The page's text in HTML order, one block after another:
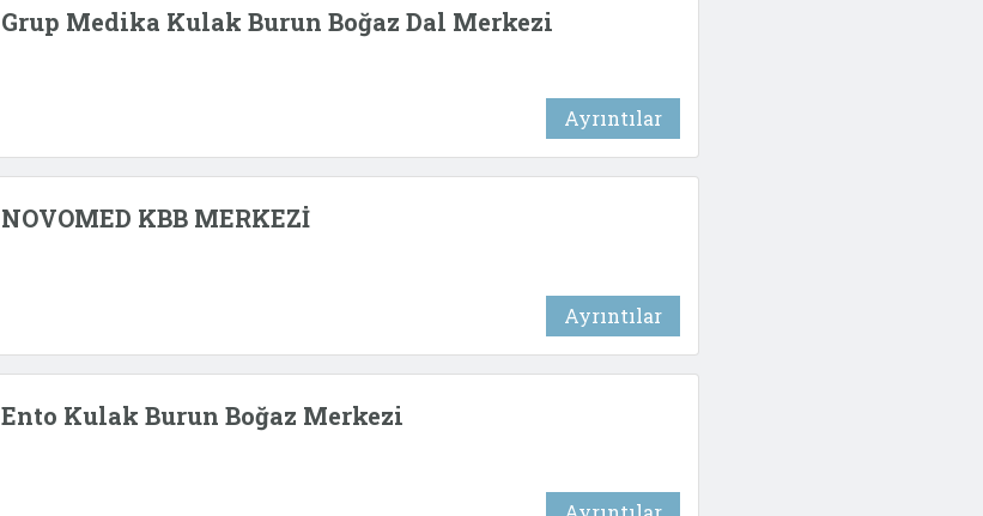
Grup Medika Kulak Burun Boğaz Dal Merkezi
Ayrıntılar
NOVOMED KBB MERKEZİ
Ayrıntılar
Ento Kulak Burun Boğaz Merkezi